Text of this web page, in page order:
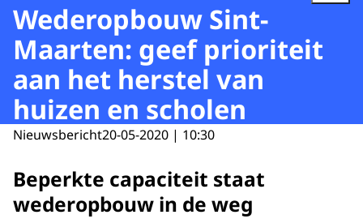
Wederopbouw Sint-
Maarten: geef prioriteit
aan het herstel van
huizen en scholen
Nieuwsbericht20-05-2020 | 10:30
Beperkte capaciteit staat
wederopbouw in de weg